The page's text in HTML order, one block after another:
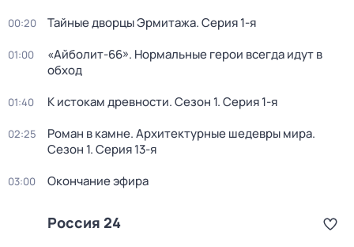
00:20 Тайные дворцы Эрмитажа. Серия 1-я
01:00
«Айболит-66». Нормальные герои всегда идут в
обход
01:40 К истокам древности. Сезон 1. Серия 1-я
02:25 Роман в камне. Архитектурные шедевры мира.
Сезон 1. Серия 13-я
03:00 Окончание эфира
Россия 24